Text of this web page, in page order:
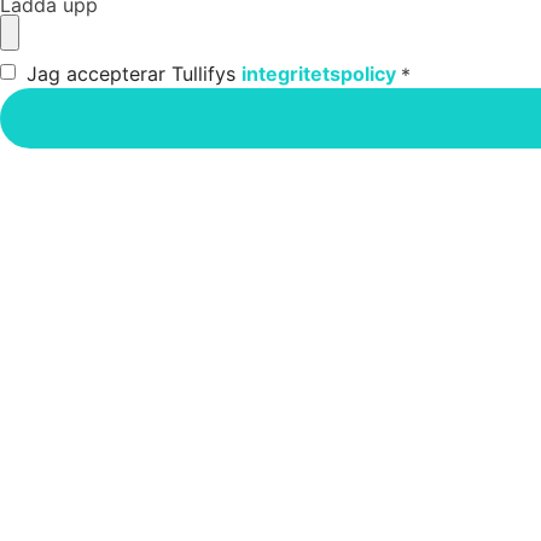
Ladda upp
Jag accepterar Tullifys integritetspolicy *